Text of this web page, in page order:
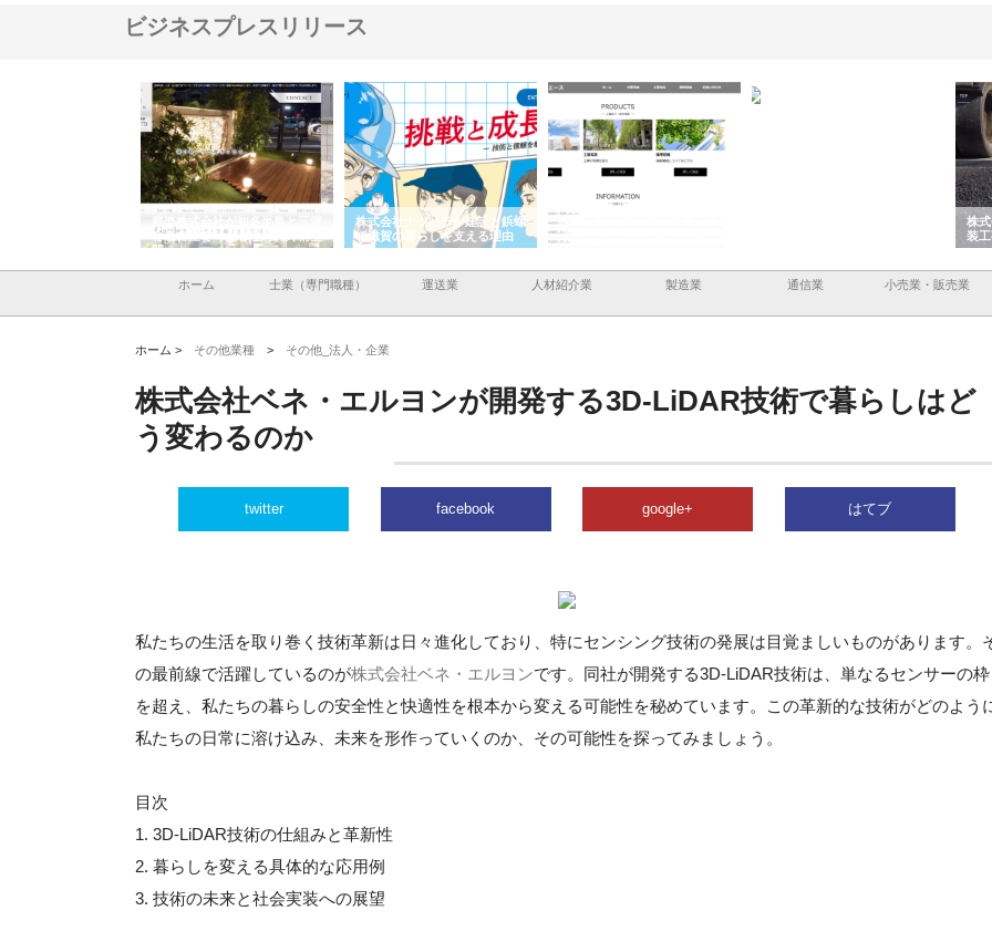
ビジネスプレスリリース
と名古屋で叶える理想の外構空
間
株式会社ナツハラが建設と鋲螺
で滋賀の暮らしを支える理由
イトが提供する充実した情報内
株
装
ホーム 士業（専門職種） 運送業 人材紹介業 製造業 通信業 小売業・販売業
ホーム > その他業種 > その他_法人・企業
株式会社ベネ・エルヨンが開発する3D-LiDAR技術で暮らしはど
う変わるのか
twitter facebook google+ はてブ
私たちの生活を取り巻く技術革新は日々進化しており、特にセンシング技術の発展は目覚ましいものがあります。
の最前線で活躍しているのが株式会社ベネ・エルヨンです。同社が開発する3D-LiDAR技術は、単なるセンサーの枠
を超え、私たちの暮らしの安全性と快適性を根本から変える可能性を秘めています。この革新的な技術がどのよう
私たちの日常に溶け込み、未来を形作っていくのか、その可能性を探ってみましょう。
目次
1. 3D-LiDAR技術の仕組みと革新性
2. 暮らしを変える具体的な応用例
3. 技術の未来と社会実装への展望